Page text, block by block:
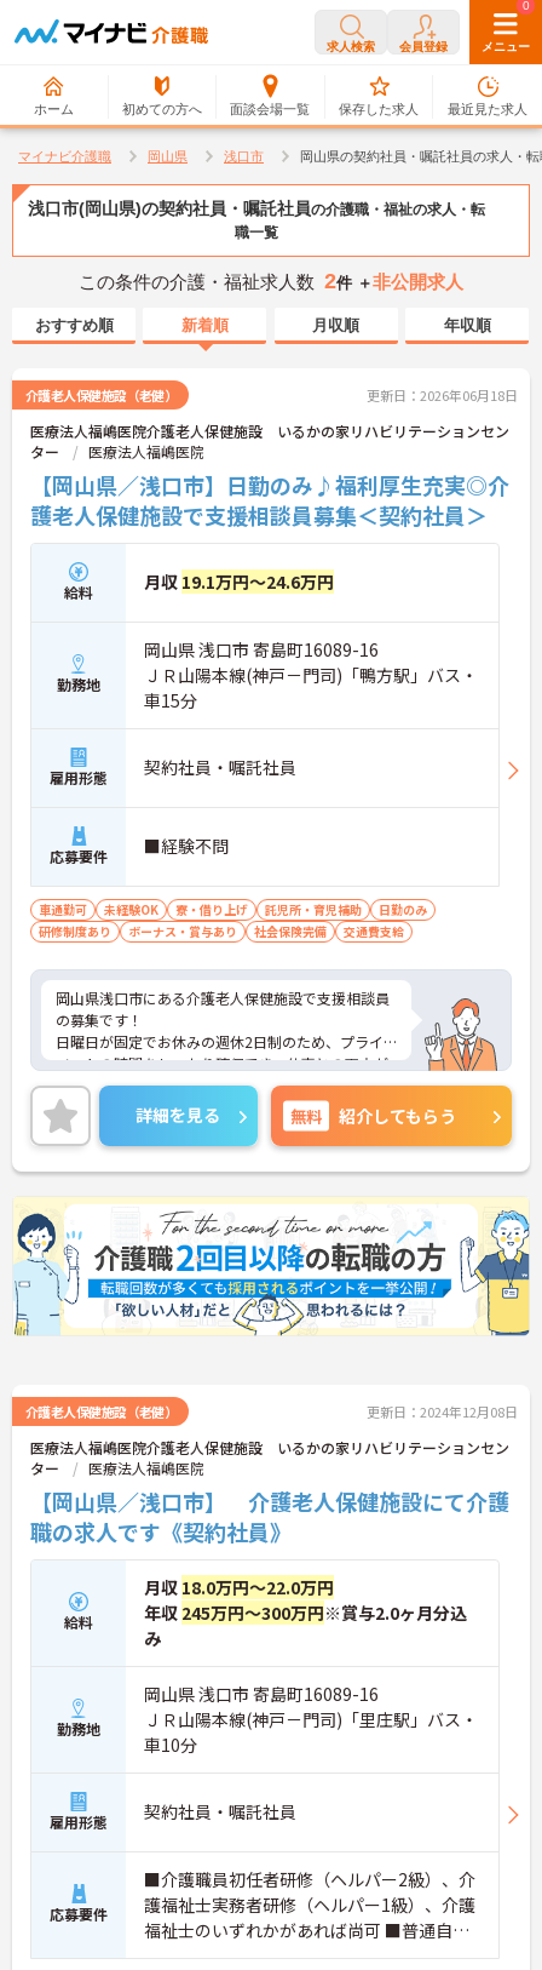
求人検索 会員登録 メニュー
ホーム 初めての方へ 面談会場一覧
0
保存した求人
0
最近見た求人
マイナビ介護職 岡山県 浅口市 岡山県の契約社員・嘱託社員の求人・
浅口市(岡山県)の契約社員・嘱託社員の介護職・福祉の求人・転
職一覧
この条件の介護・福祉求人数 2件 ＋非公開求人
おすすめ順 新着順 月収順 年収順
介護老人保健施設（老健） 更新日：2026年06月18日
医療法人福嶋医院介護老人保健施設 いるかの家リハビリテーションセン
ター
医療法人福嶋医院
【岡山県／浅口市】日勤のみ♪福利厚生充実◎介
護老人保健施設で支援相談員募集＜契約社員＞
給料 月収 19.1万円～24.6万円
勤務地
岡山県 浅口市 寄島町16089-16
ＪＲ山陽本線(神戸－門司)「鴨方駅」バス・
車15分
雇用形態 契約社員・嘱託社員
応募要件 ■経験不問
車通勤可 未経験OK 寮・借り上げ 託児所・育児補助
日勤のみ
研修制度あり
ボーナス・賞与あり 社会保険完備 交通費支給
岡山県浅口市にある介護老人保健施設で支援相談員
の募集です！
日曜日が固定でお休みの週休2日制のため、プライ
ベートの時間をしっかり確保でき、仕事との両立が
しやすい職場です◎
また、提携保育園があり補助金の支給もあるため、
お子様がいらっしゃる方でも安心して働きやすい環
境が整っています◎
ご興味ある方は面接ポイントをお伝えしますので、
お気軽にご連絡ください。
詳細を見る 無料 紹介してもらう
介護老人保健施設（老健） 更新日：2024年12月08日
医療法人福嶋医院介護老人保健施設 いるかの家リハビリテーションセン
ター
医療法人福嶋医院
【岡山県／浅口市】 介護老人保健施設にて介護
職の求人です《契約社員》
給料
月収 18.0万円～22.0万円
年収 245万円～300万円※賞与2.0ヶ月分込
み
勤務地
岡山県 浅口市 寄島町16089-16
ＪＲ山陽本線(神戸－門司)「里庄駅」バス・
車10分
雇用形態 契約社員・嘱託社員
応募要件
■介護職員初任者研修（ヘルパー2級）、介
護福祉士実務者研修（ヘルパー1級）、介護
福祉士のいずれかがあれば尚可 ■普通自動
車運転免許 ※未経験相談可